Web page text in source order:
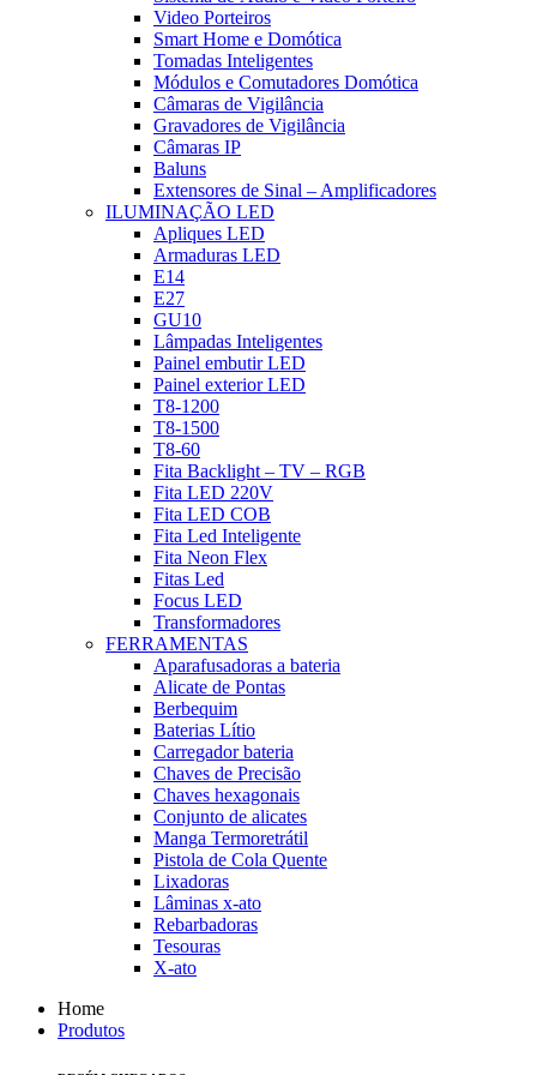
Video Porteiros
Smart Home e Domótica
Tomadas Inteligentes
Módulos e Comutadores Domótica
Câmaras de Vigilância
Gravadores de Vigilância
Câmaras IP
Baluns
Extensores de Sinal – Amplificadores
ILUMINAÇÃO LED
Apliques LED
Armaduras LED
E14
E27
GU10
Lâmpadas Inteligentes
Painel embutir LED
Painel exterior LED
T8-1200
T8-1500
T8-60
Fita Backlight – TV – RGB
Fita LED 220V
Fita LED COB
Fita Led Inteligente
Fita Neon Flex
Fitas Led
Focus LED
Transformadores
FERRAMENTAS
Aparafusadoras a bateria
Alicate de Pontas
Berbequim
Baterias Lítio
Carregador bateria
Chaves de Precisão
Chaves hexagonais
Conjunto de alicates
Manga Termoretrátil
Pistola de Cola Quente
Lixadoras
Lâminas x-ato
Rebarbadoras
Tesouras
X-ato
Home
Produtos